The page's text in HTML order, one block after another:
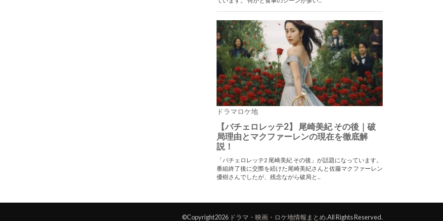
©Copyright2026 ドラマ・映画・ロケ地情報まとめ.All Rights Reserved.